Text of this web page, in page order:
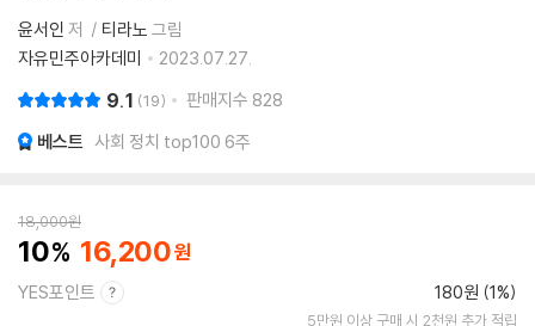
윤서인 저 티라노 그림
자유민주아카데미
2023.07.27.
9.1 19 판매지수 828
베스트 사회 정치 top100 6주
18,000원
10 16,200
YES포인트 180원 (1%)
5만원 이상 구매 시 2천원 추가 적립